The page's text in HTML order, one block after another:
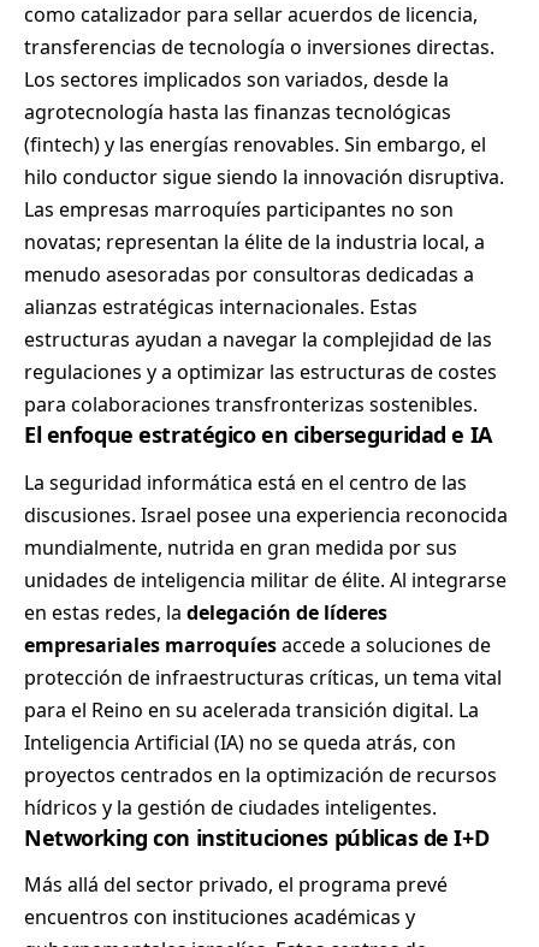
como catalizador para sellar acuerdos de licencia,
transferencias de tecnología o inversiones directas.
Los sectores implicados son variados, desde la
agrotecnología hasta las finanzas tecnológicas
(fintech) y las energías renovables. Sin embargo, el
hilo conductor sigue siendo la innovación disruptiva.
Las empresas marroquíes participantes no son
novatas; representan la élite de la industria local, a
menudo asesoradas por consultoras dedicadas a
alianzas estratégicas internacionales. Estas
estructuras ayudan a navegar la complejidad de las
regulaciones y a optimizar las estructuras de costes
para colaboraciones transfronterizas sostenibles.
El enfoque estratégico en ciberseguridad e IA
La seguridad informática está en el centro de las
discusiones. Israel posee una experiencia reconocida
mundialmente, nutrida en gran medida por sus
unidades de inteligencia militar de élite. Al integrarse
en estas redes, la delegación de líderes
empresariales marroquíesaccede a soluciones de
protección de infraestructuras críticas, un tema vital
para el Reino en su acelerada transición digital. La
Inteligencia Artificial (IA) no se queda atrás, con
proyectos centrados en la optimización de recursos
hídricos y la gestión de ciudades inteligentes.
Networking con instituciones públicas de I+D
Más allá del sector privado, el programa prevé
encuentros con instituciones académicas y